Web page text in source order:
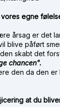
egne
årsag er det
blive påført
skabt det
chancen".
den da den er
at du